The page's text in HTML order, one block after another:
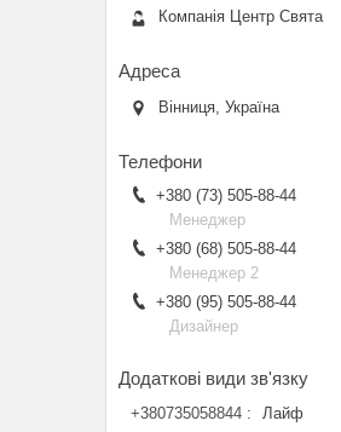
Компанія Центр Свята
Вінниця, Україна
+380 (73) 505-88-44
Менеджер
+380 (68) 505-88-44
Менеджер 2
+380 (95) 505-88-44
Дизайнер
+380735058844
Лайф